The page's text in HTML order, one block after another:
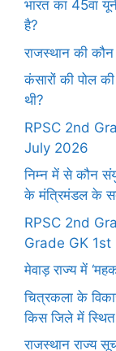
भारत का 45वां
है?
राजस्थान की कौन
कंसारों की पोल
थी?
RPSC 2nd
July 2026
निम्न में से कौन
के मंत्रिमंडल के
RPSC 2nd
Grade GK 1st
मेवाड़ राज्य में
चित्रकला के
किस जिले में
राजस्थान राज्य